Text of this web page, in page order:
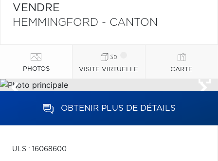
VENDRE
HEMMINGFORD - CANTON
PHOTOS VISITE VIRTUELLE CARTE
OBTENIR PLUS DE DÉTAILS
ULS : 16068600